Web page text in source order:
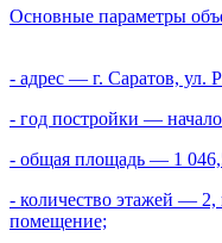
Основные параметры
- адрес — г. Саратов, ул.
- год постройки —
- общая площадь — 1
- количество этажей — 2,
помещение;